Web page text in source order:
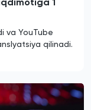
va YouTube
qilinadi.